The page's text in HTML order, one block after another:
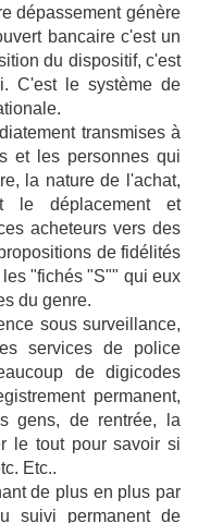
dépassement génère
bancaire c'est un
du dispositif, c'est
C'est le système de
transmises à
et les personnes qui
la nature de l'achat,
le déplacement et
acheteurs vers des
de fidélités
"fichés "S"" qui eux
du genre.
sous surveillance,
services de police
de digicodes
permanent,
gens, de rentrée, la
le tout pour savoir si
Etc..
de plus en plus par
suivi permanent de